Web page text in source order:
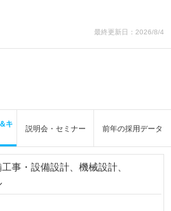
最終更新日：2026/8/4
キ
説明会・セミナー 前年の採用データ
工事・設備設計
機械設計